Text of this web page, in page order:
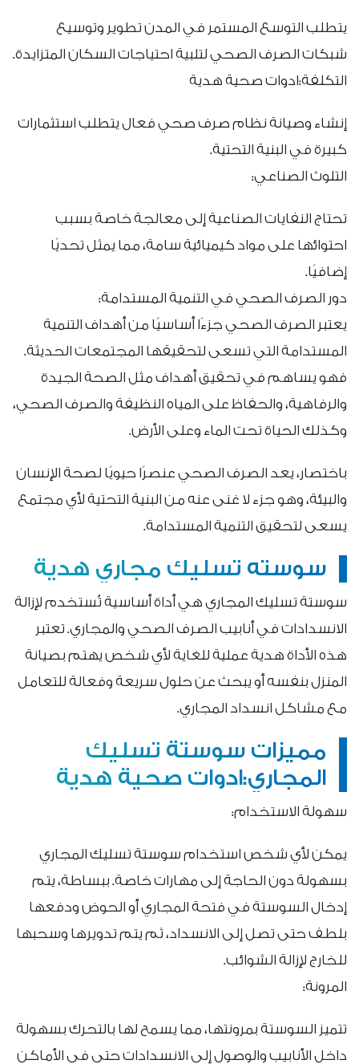
يتطلب التوسع المستمر في المدن تطوير وتوسيع
شبكات الصرف الصحي لتلبية احتياجات السكان المتزايدة.
التكلفة:ادوات صحية هدية
إنشاء وصيانة نظام صرف صحي فعال يتطلب استثمارات
كبيرة في البنية التحتية.
التلوث الصناعي:
تحتاج النفايات الصناعية إلى معالجة خاصة بسبب
احتوائها على مواد كيميائية سامة، مما يمثل تحديًا
إضافيًا.
دور الصرف الصحي في التنمية المستدامة:
يعتبر الصرف الصحي جزءًا أساسيًا من أهداف التنمية
المستدامة التي تسعى لتحقيقها المجتمعات الحديثة.
فهو يساهم في تحقيق أهداف مثل الصحة الجيدة
والرفاهية، والحفاظ على المياه النظيفة والصرف الصحي،
وكذلك الحياة تحت الماء وعلى الأرض.
باختصار، يعد الصرف الصحي عنصرًا حيويًا لصحة الإنسان
والبيئة، وهو جزء لا غنى عنه من البنية التحتية لأي مجتمع
يسعى لتحقيق التنمية المستدامة.
سوسته تسليك مجاري هدية
سوستة تسليك المجاري هي أداة أساسية تُستخدم لإزالة
الانسدادات في أنابيب الصرف الصحي والمجاري. تعتبر
هذه الأداة هدية عملية للغاية لأي شخص يهتم بصيانة
المنزل بنفسه أو يبحث عن حلول سريعة وفعالة للتعامل
مع مشاكل انسداد المجاري.
مميزات سوستة تسليك
المجاري:ادوات صحية هدية
سهولة الاستخدام:
يمكن لأي شخص استخدام سوستة تسليك المجاري
بسهولة دون الحاجة إلى مهارات خاصة. ببساطة، يتم
إدخال السوستة في فتحة المجاري أو الحوض ودفعها
بلطف حتى تصل إلى الانسداد، ثم يتم تدويرها وسحبها
للخارج لإزالة الشوائب.
المرونة:
تتميز السوستة بمرونتها، مما يسمح لها بالتحرك بسهولة
داخل الأنابيب والوصول إلى الانسدادات حتى في الأماكن